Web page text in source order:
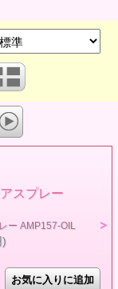
スプレー
ー AMP157-OIL
)